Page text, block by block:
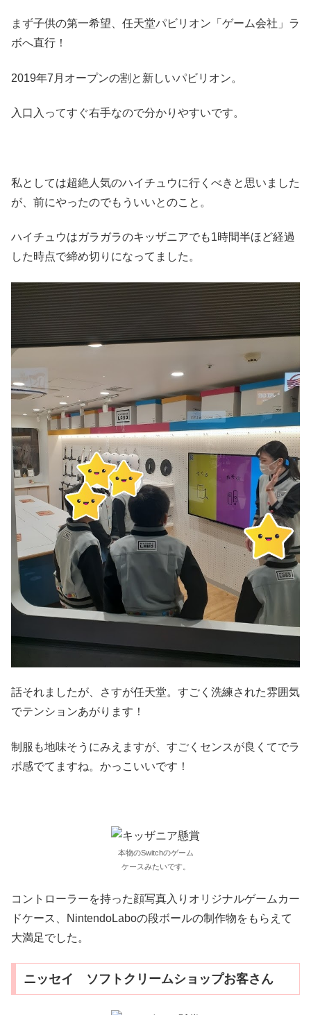
まず子供の第一希望、任天堂パビリオン「ゲーム会社」ラ
ボへ直行！
2019年7月オープンの割と新しいパビリオン。
入口入ってすぐ右手なので分かりやすいです。
私としては超絶人気のハイチュウに行くべきと思いました
が、前にやったのでもういいとのこと。
ハイチュウはガラガラのキッザニアでも1時間半ほど経過
した時点で締め切りになってました。
話それましたが、さすが任天堂。すごく洗練された雰囲気
でテンションあがります！
制服も地味そうにみえますが、すごくセンスが良くてでラ
ボ感でてますね。かっこいいです！
本物のSwitchのゲーム
ケースみたいです。
コントローラーを持った顔写真入りオリジナルゲームカー
ドケース、NintendoLaboの段ボールの制作物をもらえて
大満足でした。
ニッセイ ソフトクリームショップお客さん